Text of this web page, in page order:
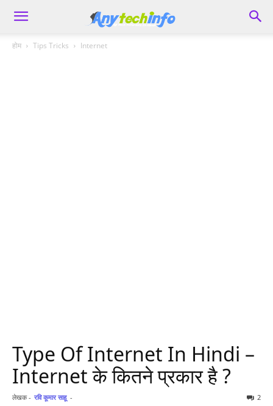
होम Tips Tricks Internet
Type Of Internet In Hindi –
Internet के कितने प्रकार है ?
लेखक - रवि कूमार साहू - 2